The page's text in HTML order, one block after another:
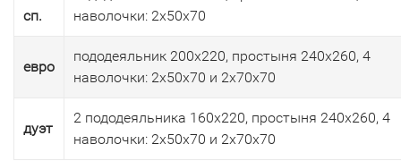
сп.
наволочки: 2х50х70
евро
пододеяльник 200х220, простыня 240х260, 4
наволочки: 2х50х70 и 2х70х70
дуэт
2 пододеяльника 160х220, простыня 240х260, 4
наволочки: 2х50х70 и 2х70х70